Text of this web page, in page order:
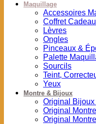
Maquillage
Accessoires
Coffret
Lèvres
Ongles
Pinceaux &
Palette
Sourcils
Teint,
Yeux
Montre & Bijoux
Original Bijoux
Original
Original